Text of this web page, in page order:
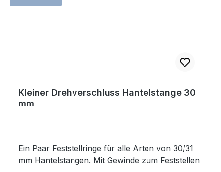
Kleiner Drehverschluss Hantelstange 30
mm
Ein Paar Feststellringe für alle Arten von 30/31
mm Hantelstangen. Mit Gewinde zum Feststellen